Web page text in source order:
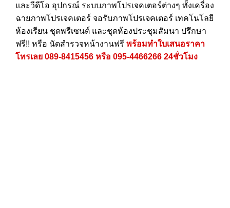
และวีดีโอ อุปกรณ์ ระบบภาพโปรเจคเตอร์ต่างๆ ทั้งเครื่อง
ฉายภาพโปรเจคเตอร์ จอรับภาพโปรเจคเตอร์ เทคโนโลยี
ห้องเรียน ชุดพรีเซนต์ และชุดห้องประชุมสัมนา ปรึกษา
ฟรี!! หรือ นัดสำรวจหน้างานฟรี พร้อมทำใบเสนอราคา
โทรเลย 089-8415456 หรือ 095-4466266 24ชั่วโมง